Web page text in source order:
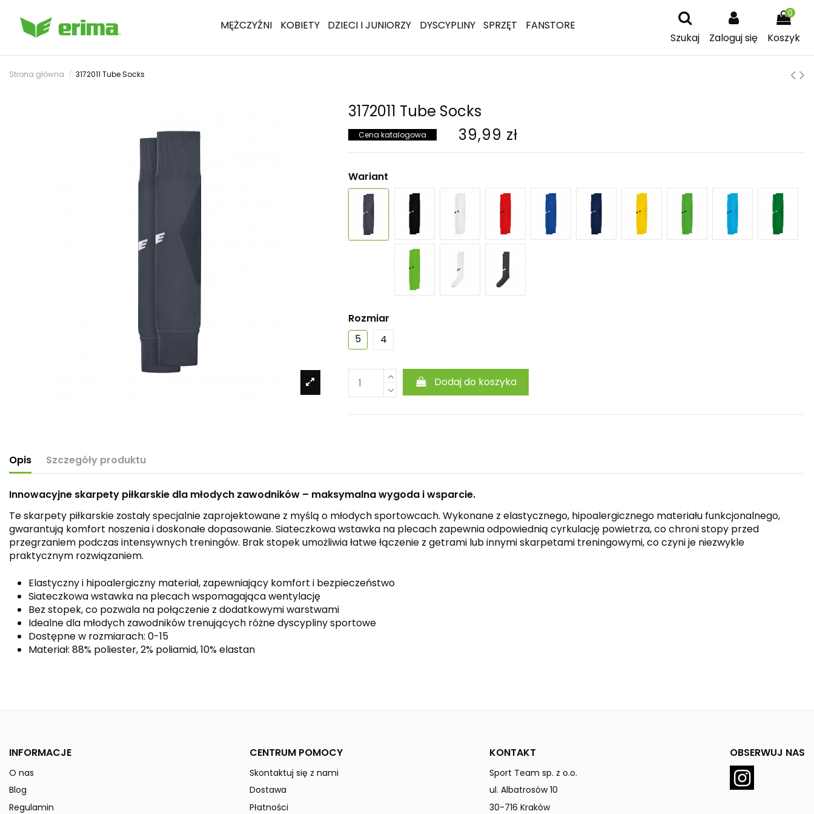
MĘŻCZYŹNI KOBIETY DZIECI I JUNIORZY DYSCYPLINY SPRZĘT
FANSTORE
Szukaj
Zaloguj się
0
Koszyk
Strona główna 3172011 Tube Socks
3172011 Tube Socks
Cena katalogowa 39,99 zł
Wariant
Rozmiar
5
4
Dodaj do koszyka
Opis Szczegóły produktu
Innowacyjne skarpety piłkarskie dla młodych zawodników – maksymalna wygoda i wsparcie.
Te skarpety piłkarskie zostały specjalnie zaprojektowane z myślą o młodych sportowcach. Wykonane z elastycznego, hipoalergicznego materiału funkcjonalnego,
gwarantują komfort noszenia i doskonałe dopasowanie. Siateczkowa wstawka na plecach zapewnia odpowiednią cyrkulację powietrza, co chroni stopy przed
przegrzaniem podczas intensywnych treningów. Brak stopek umożliwia łatwe łączenie z getrami lub innymi skarpetami treningowymi, co czyni je niezwykle
praktycznym rozwiązaniem.
Elastyczny i hipoalergiczny materiał, zapewniający komfort i bezpieczeństwo
Siateczkowa wstawka na plecach wspomagająca wentylację
Bez stopek, co pozwala na połączenie z dodatkowymi warstwami
Idealne dla młodych zawodników trenujących różne dyscypliny sportowe
Dostępne w rozmiarach: 0-15
Materiał: 88% poliester, 2% poliamid, 10% elastan
Indeks3172011
ean13
» Podmiot odpowiedzialny
INFORMACJE
O nas
Blog
Regulamin
CENTRUM POMOCY
Skontaktuj się z nami
Dostawa
Płatności
KONTAKT
Sport Team sp. z o.o.
ul. Albatrosów 10
30-716 Kraków
OBSERWUJ NAS